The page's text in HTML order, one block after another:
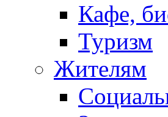
Кафе,
Туризм
Жителям